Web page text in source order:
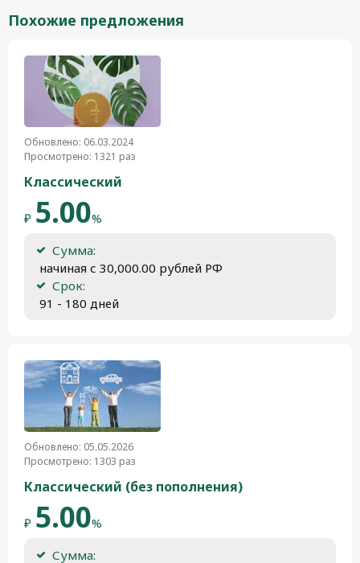
Похожие предложения
Обновлено: 06.03.2024
Просмотрено: 1321 раз
Классический
₽ 5.00%
Сумма:
начиная с 30,000.00 рублей РФ
Срок:
91 - 180 дней
Обновлено: 05.05.2026
Просмотрено: 1303 раз
Классический (без пополнения)
₽ 5.00%
Сумма: